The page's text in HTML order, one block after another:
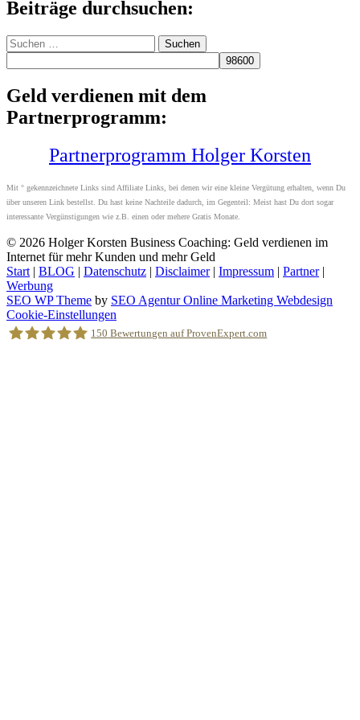
Beiträge durchsuchen:
Suchen
nach:
Geld verdienen mit dem
Partnerprogramm:
Partnerprogramm Holger Korsten
Mit ° gekennzeichnete Links sind Affiliate Links, bei denen wir eine kleine Vergütung erhalten, wenn Du
über unseren Link bestellst. Du hast keine Nachteile dadurch, im Gegenteil: Meist hast Du dort sogar
interessante Vergünstigungen wie z.B. einen oder mehere Gratis Monate.
© 2026 Holger Korsten Business Coaching: Geld verdienen im
Internet für mehr Kunden und mehr Geld
Start | BLOG | Datenschutz | Disclaimer| Impressum | Partner|
Werbung
SEO WP Theme by SEO Agentur Online Marketing Webdesign
Nach
oben
scrollen
Cookie-Einstellungen
150 Bewertungen auf ProvenExpert.com